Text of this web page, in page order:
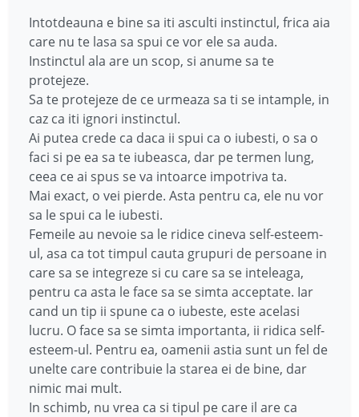
Intotdeauna e bine sa iti asculti instinctul, frica aia
care nu te lasa sa spui ce vor ele sa auda.
Instinctul ala are un scop, si anume sa te
protejeze.
Sa te protejeze de ce urmeaza sa ti se intample, in
caz ca iti ignori instinctul.
Ai putea crede ca daca ii spui ca o iubesti, o sa o
faci si pe ea sa te iubeasca, dar pe termen lung,
ceea ce ai spus se va intoarce impotriva ta.
Mai exact, o vei pierde. Asta pentru ca, ele nu vor
sa le spui ca le iubesti.
Femeile au nevoie sa le ridice cineva self-esteem-
ul, asa ca tot timpul cauta grupuri de persoane in
care sa se integreze si cu care sa se inteleaga,
pentru ca asta le face sa se simta acceptate. Iar
cand un tip ii spune ca o iubeste, este acelasi
lucru. O face sa se simta importanta, ii ridica self-
esteem-ul. Pentru ea, oamenii astia sunt un fel de
unelte care contribuie la starea ei de bine, dar
nimic mai mult.
In schimb, nu vrea ca si tipul pe care il are ca